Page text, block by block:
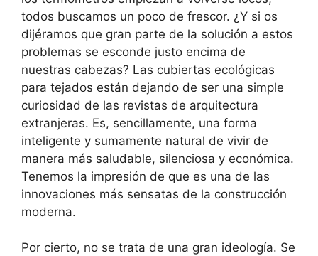
todos buscamos un poco de frescor. ¿Y si os
dijéramos que gran parte de la solución a estos
problemas se esconde justo encima de
nuestras cabezas? Las cubiertas ecológicas
para tejados están dejando de ser una simple
curiosidad de las revistas de arquitectura
extranjeras. Es, sencillamente, una forma
inteligente y sumamente natural de vivir de
manera más saludable, silenciosa y económica.
Tenemos la impresión de que es una de las
innovaciones más sensatas de la construcción
moderna.
Por cierto, no se trata de una gran ideología. Se